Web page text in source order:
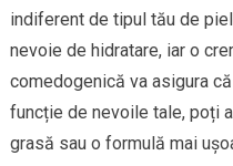
indiferent de tipul tău de
nevoie de hidratare, iar o
comedogenică va asigura
funcție de nevoile tale, poți
grasă sau o formulă mai